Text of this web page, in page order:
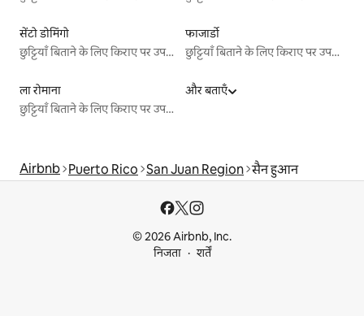
सेंटो डोमिंगो
छुट्टियाँ बिताने के लिए किराए पर उपलब्ध जगहें
फाजार्डो
छुट्टियाँ बिताने के लिए किराए पर उपलब्ध जगहें
ला रोमाना
छुट्टियाँ बिताने के लिए किराए पर उपलब्ध जगहें
और बताएँ
Airbnb Puerto Rico San Juan Region सैन हुआन
© 2026 Airbnb, Inc.
निजता
शर्तें